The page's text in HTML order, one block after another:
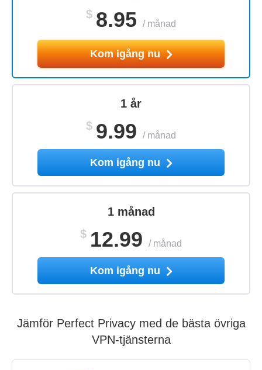
$ 8.95 / månad
Kom igång nu
1 år
$ 9.99 / månad
Kom igång nu
1 månad
$ 12.99 / månad
Kom igång nu
Jämför Perfect Privacy med de bästa övriga
VPN-tjänsterna